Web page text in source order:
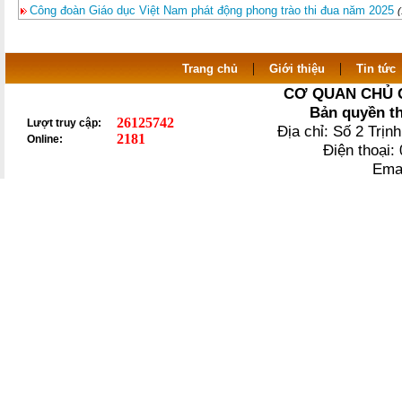
Công đoàn Giáo dục Việt Nam phát động phong trào thi đua năm 2025
Trang chủ | Giới thiệu | Tin tức
Lượt truy cập: 26125742
Online: 2181
CƠ QUAN CHỦ
Bản quyền
Địa chỉ: Số 2
Điện